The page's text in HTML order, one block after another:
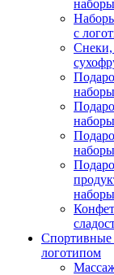
с
Снеки,
наборы
Спортивные
логотипом